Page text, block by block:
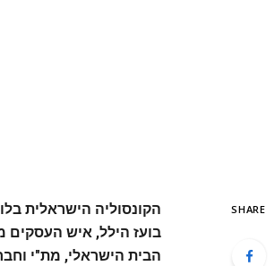
SHARE
הקונסוליה הישראלית
הבית הישראלי, מת"י